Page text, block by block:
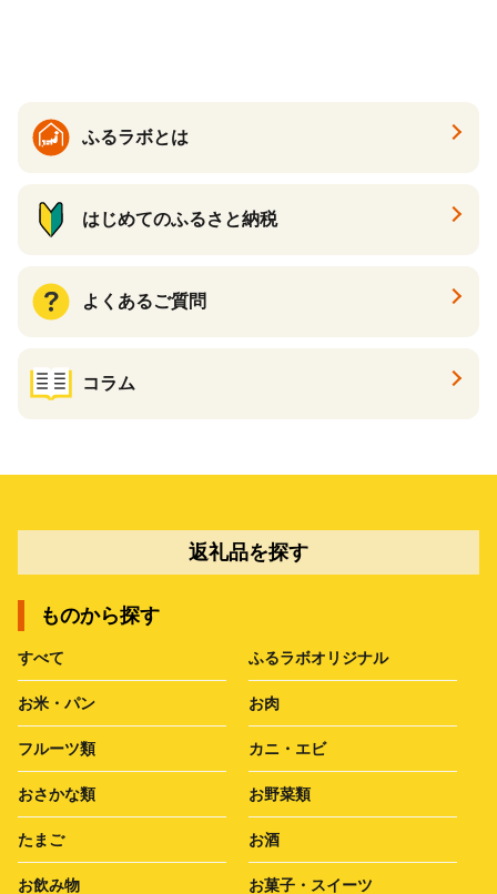
ギフト ふるさと納税 ）
ふるラボとは
はじめてのふるさと納税
よくあるご質問
コラム
返礼品を探す
ものから探す
すべて ふるラボオリジナル
お米・パン お肉
フルーツ類 カニ・エビ
おさかな類 お野菜類
たまご お酒
お飲み物 お菓子・スイーツ